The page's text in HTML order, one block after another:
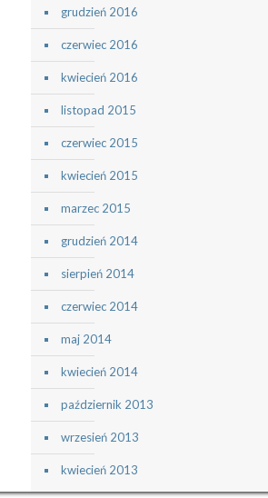
grudzień 2016
czerwiec 2016
kwiecień 2016
listopad 2015
czerwiec 2015
kwiecień 2015
marzec 2015
grudzień 2014
sierpień 2014
czerwiec 2014
maj 2014
kwiecień 2014
październik 2013
wrzesień 2013
kwiecień 2013